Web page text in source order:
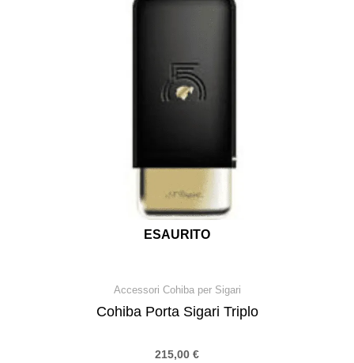
ESAURITO
Accessori Cohiba per Sigari
Cohiba Porta Sigari Triplo
215,00 €